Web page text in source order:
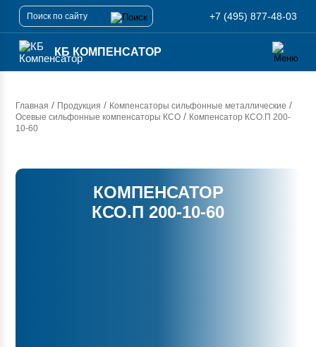
+7 (495) 877-48-03
КБ КОМПЕНСАТОР
Главная / Продукция / Компенсаторы сильфонные металлические /
Осевые сильфонные компенсаторы КСО / Компенсатор КСО.П 200-
10-60
КОМПЕНСАТОР
КСО.П 200-10-60